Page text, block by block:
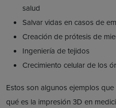
salud
Salvar vidas en casos de
Creación de prótesis de
Ingeniería de tejidos
Crecimiento celular de los
Estos son algunos ejemplos
qué es la impresión 3D en